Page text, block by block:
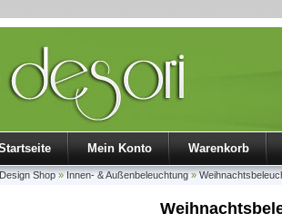
Mein Konto Warenkorb
Design Shop»Innen- & Außenbeleuchtung»